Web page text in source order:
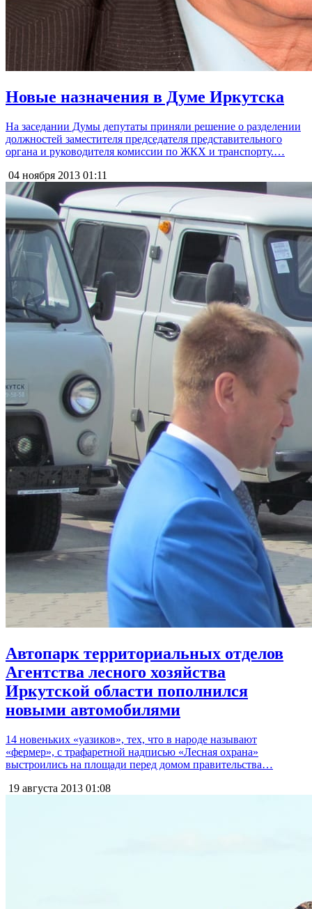
Новые назначения в Думе Иркутска
На заседании Думы депутаты приняли решение о разделении
должностей заместителя председателя представительного
органа и руководителя комиссии по ЖКХ и транспорту.…
04 ноября 2013 01:11
Автопарк территориальных отделов
Агентства лесного хозяйства
Иркутской области пополнился
новыми автомобилями
14 новеньких «уазиков», тех, что в народе называют
«фермер», с трафаретной надписью «Лесная охрана»
выстроились на площади перед домом правительства…
19 августа 2013 01:08